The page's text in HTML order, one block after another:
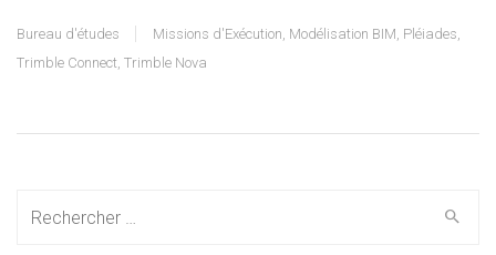
Bureau d'études Missions d'Exécution, Modélisation BIM, Pléiades,
Trimble Connect, Trimble Nova